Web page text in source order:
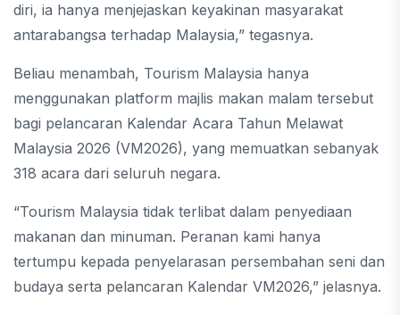
diri, ia hanya menjejaskan keyakinan masyarakat
antarabangsa terhadap Malaysia,” tegasnya.
Beliau menambah, Tourism Malaysia hanya
menggunakan platform majlis makan malam tersebut
bagi pelancaran Kalendar Acara Tahun Melawat
Malaysia 2026 (VM2026), yang memuatkan sebanyak
318 acara dari seluruh negara.
“Tourism Malaysia tidak terlibat dalam penyediaan
makanan dan minuman. Peranan kami hanya
tertumpu kepada penyelarasan persembahan seni dan
budaya serta pelancaran Kalendar VM2026,” jelasnya.